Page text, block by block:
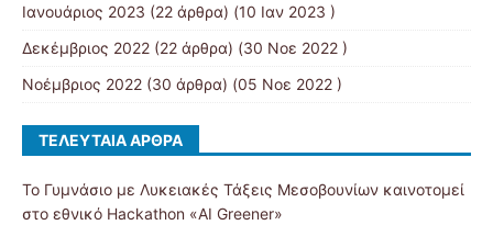
Ιανουάριος 2023 (22 άρθρα) (10 Ιαν 2023 )
Δεκέμβριος 2022 (22 άρθρα) (30 Νοε 2022 )
Νοέμβριος 2022 (30 άρθρα) (05 Νοε 2022 )
ΤΕΛΕΥΤΑΊΑ ΆΡΘΡΑ
Το Γυμνάσιο με Λυκειακές Τάξεις Μεσοβουνίων καινοτομεί
στο εθνικό Hackathon «AI Greener»